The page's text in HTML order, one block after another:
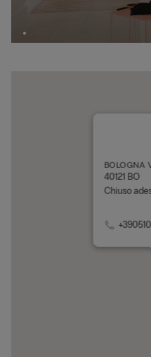
BOLOGNA
40121 BO
Chiuso